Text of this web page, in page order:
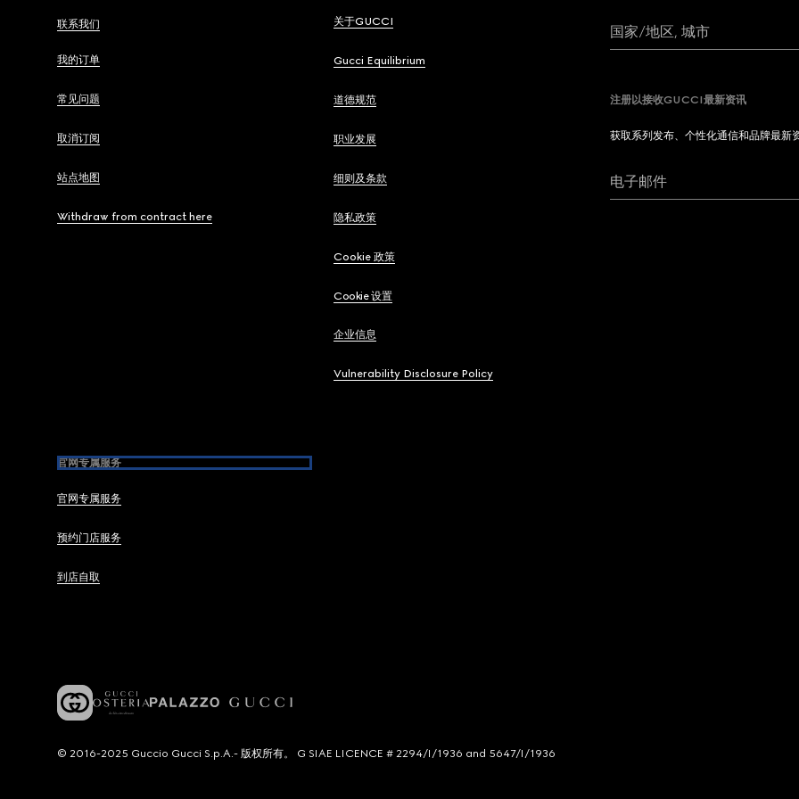
联系我们
我的订单
常见问题
取消订阅
站点地图
Withdraw from contract here
关于GUCCI
Gucci Equilibrium
道德规范
职业发展
细则及条款
隐私政策
Cookie 政策
Cookie 设置
企业信息
Vulnerability Disclosure Policy
官网专属服务
官网专属服务
预约门店服务
到店自取
国家/地区, 城市
注册以接收GUCCI最新资讯
获取系列发布、个性化通信和品牌最新
电子邮件
© 2016-2025 Guccio Gucci S.p.A.- 版权所有。 G SIAE LICENCE # 2294/I/1936 and 5647/I/1936